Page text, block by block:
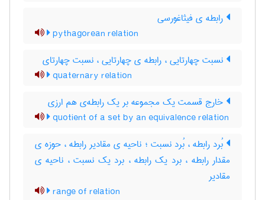
رابطه ی فیثاغورسی
pythagorean relation
نسبت چهارتایی ، رابطه ی چهارتایی ، نسبت چهارتای
quaternary relation
خارج قسمت یک مجموعه بر یک رابطه‌ی هم ارزی
quotient of a set by an equivalence relation
بُرد رابطه ، بُرد نسبت ؛ ناحیه ی مقادیر رابطه ، حوزه ی
مقدار رابطه ، برد یک رابطه ، برد یک نسبت ، ناحیه ی
مقادیر
range of relation